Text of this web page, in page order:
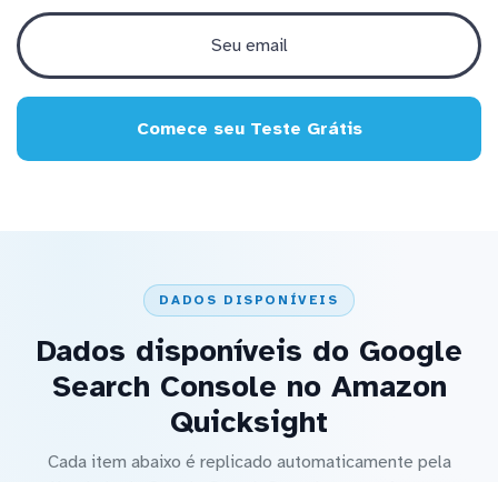
Comece seu Teste Grátis
DADOS DISPONÍVEIS
Dados disponíveis do Google
Search Console no Amazon
Quicksight
Cada item abaixo é replicado automaticamente pela